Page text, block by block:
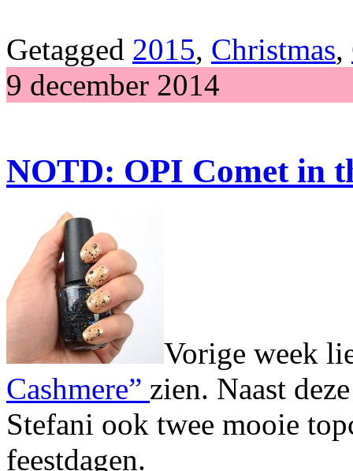
Getagged 2015, Christmas,
9 december 2014
NOTD: OPI Comet in
Vorige week
Cashmere” zien. Naast
Stefani ook twee mooie
feestdagen.